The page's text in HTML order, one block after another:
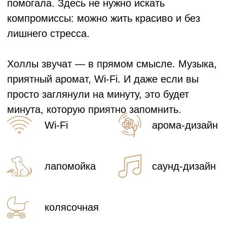
Инженерные решения